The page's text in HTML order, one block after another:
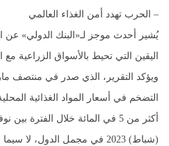
– الحرب تهدد أمن الغذاء العالمي
يُشير أحدث موجز لـ«البنك الدولي» عن
اليقين التي تحيط بالأسواق الزراعية
التضخم في أسعار المواد الغذائية
(شباط) 2023 في مجمل الدول، لا